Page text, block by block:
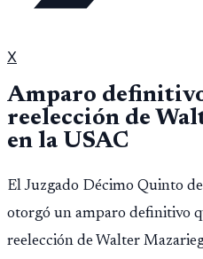
X
Amparo
reelección de
en la USAC
El Juzgado Décimo Quinto
otorgó un amparo definitivo
reelección de Walter